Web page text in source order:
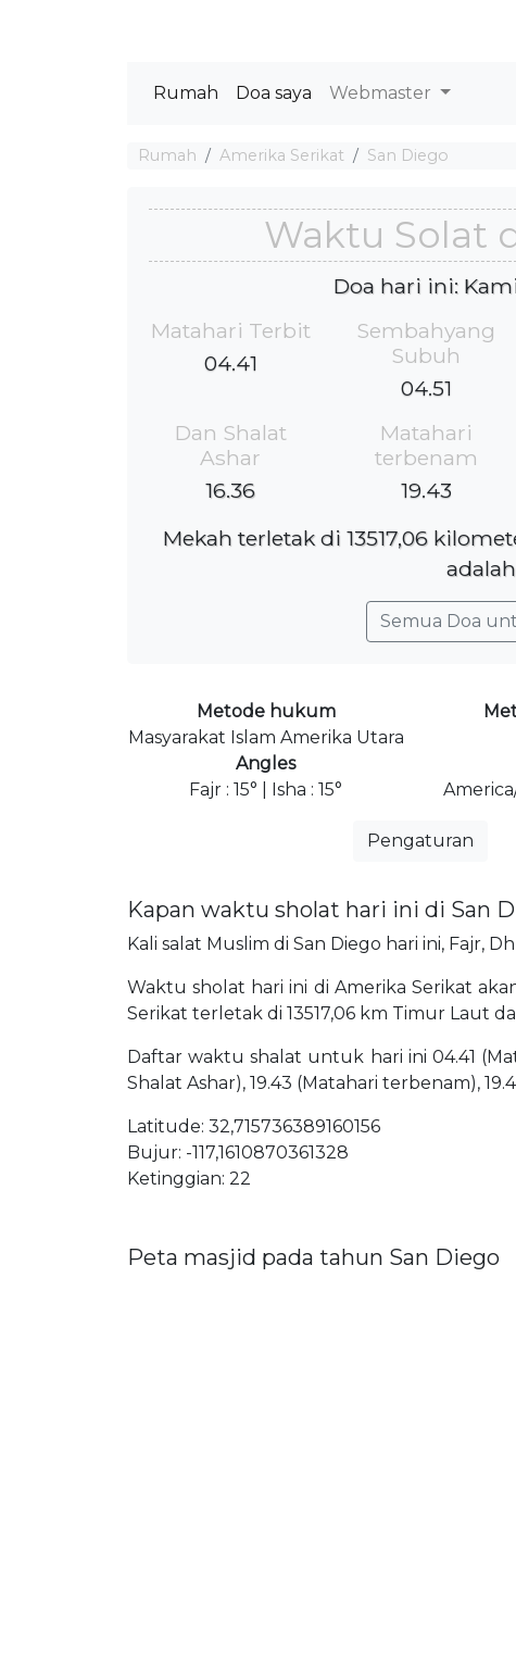
Rumah Doa saya Webmaster
Rumah Amerika Serikat San Diego
Waktu Solat
Doa hari ini:
Matahari Terbit
04.41
Sembahyang
Subuh
04.51
Dan Shalat
Ashar
16.36
Matahari
terbenam
19.43
Mekah terletak di 13517,06
Semua Doa
Metode hukum
Masyarakat Islam Amerika Utara
Angles
Fajr : 15° | Isha : 15°
Pengaturan
Kapan waktu sholat hari ini di San
Kali salat Muslim di San Diego hari ini, Fajr,
Waktu sholat hari ini di Amerika Serikat
Serikat terletak di 13517,06 km Timur Laut
Daftar waktu shalat untuk hari ini 04.41
Shalat Ashar), 19.43 (Matahari terbenam),
Latitude: 32,715736389160156
Bujur: -117,1610870361328
Ketinggian: 22
Peta masjid pada tahun San Diego